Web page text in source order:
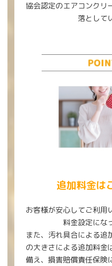
協会認定のエアコンクリ
落として
追加料金は
お客様が安心してご利用
料金設定にな
また、汚れ具合による追
の大きさによる追加料金
備え、損害賠償責任保険